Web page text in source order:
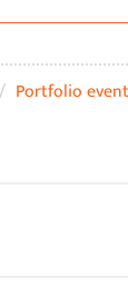
Portfolio